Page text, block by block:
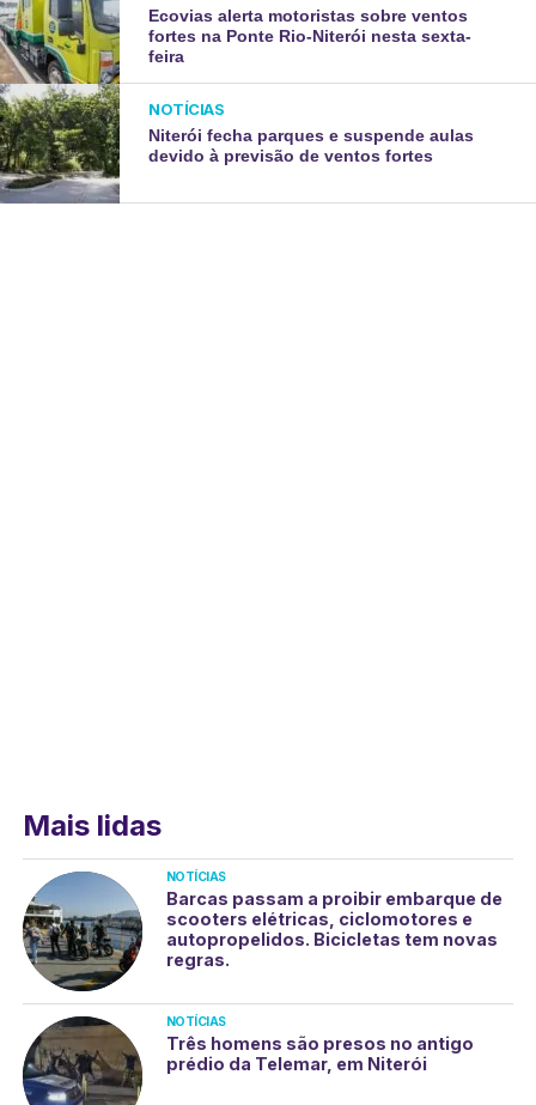
Ecovias alerta motoristas sobre ventos
fortes na Ponte Rio-Niterói nesta sexta-
feira
NOTÍCIAS
Niterói fecha parques e suspende aulas
devido à previsão de ventos fortes
Mais lidas
NOTÍCIAS
Barcas passam a proibir embarque de
scooters elétricas, ciclomotores e
autopropelidos. Bicicletas tem novas
regras.
NOTÍCIAS
Três homens são presos no antigo
prédio da Telemar, em Niterói